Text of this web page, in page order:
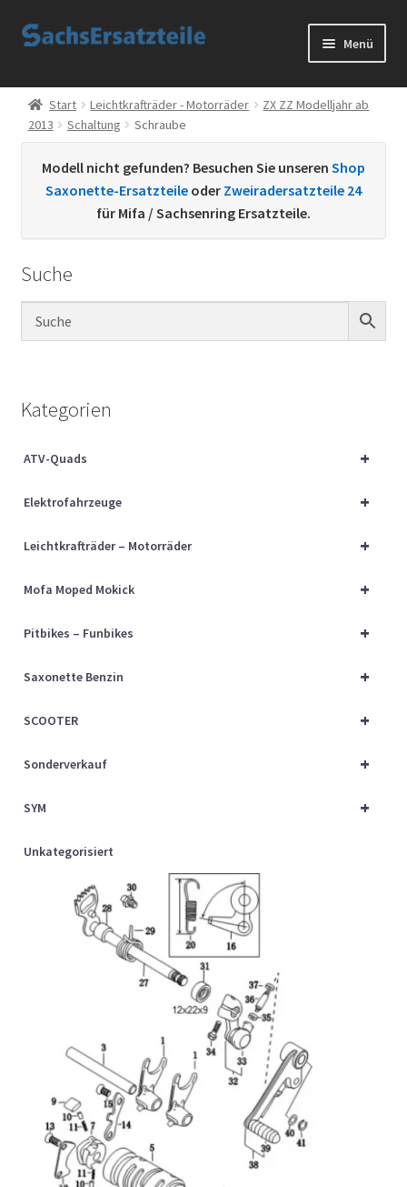
Zur
Zum
Menü
Start
AGB
Datenschutzerklärung
Kontakt
Sachs Ersatzteile
Über uns
Start Leichtkrafträder - Motorräder
ZX ZZ Modelljahr ab
2013
Schaltung Schraube
Modell nicht gefunden? Besuchen Sie unseren Shop
Saxonette-Ersatzteile oder Zweiradersatzteile 24
für Mifa / Sachsenring Ersatzteile.
Suche
Kategorien
+
ATV-Quads
+
Elektrofahrzeuge
+
Leichtkrafträder – Motorräder
+
Mofa Moped Mokick
+
Pitbikes – Funbikes
+
Saxonette Benzin
+
SCOOTER
+
Sonderverkauf
+
SYM
Unkategorisiert